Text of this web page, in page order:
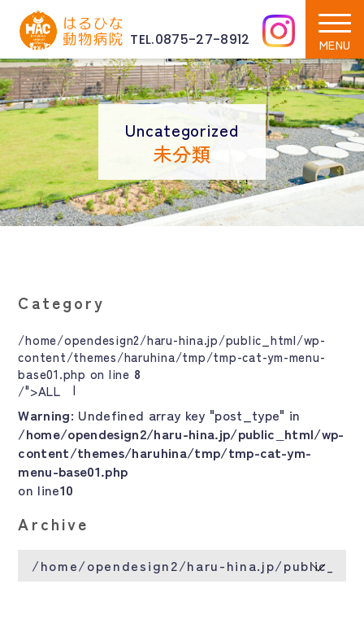
TEL.0875-27-8912
Uncategorized
未分類
Category
/home/opendesign2/haru-hina.jp/public_html/wp-
content/themes/haruhina/tmp/tmp-cat-ym-menu-
base01.php on line 8
/">ALL
Warning: Undefined array key "post_type" in
/home/opendesign2/haru-hina.jp/public_html/wp-
content/themes/haruhina/tmp/tmp-cat-ym-
menu-base01.php
on line10
Archive